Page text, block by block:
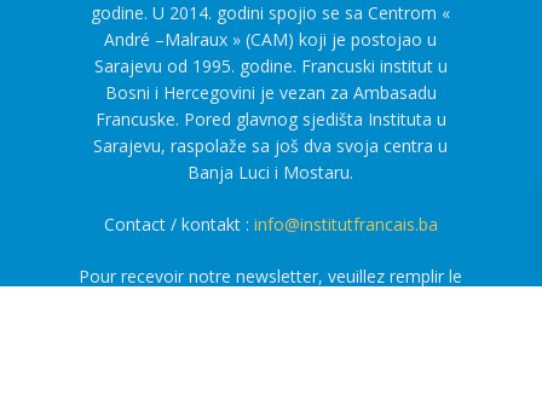
godine. U 2014. godini spojio se sa Centrom «
André –Malraux » (CAM) koji je postojao u
Sarajevu od 1995. godine. Francuski institut u
Bosni i Hercegovini je vezan za Ambasadu
Francuske. Pored glavnog sjedišta Instituta u
Sarajevu, raspolaže sa još dva svoja centra u
Banja Luci i Mostaru.
Contact / kontakt : info@institutfrancais.ba
Pour recevoir notre newsletter, veuillez remplir le